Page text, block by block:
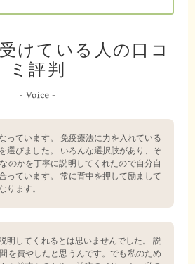
けている人の口コ
ミ評判
っています。 免疫療法に力を入れている
選びました。 いろんな選択肢があり、そ
のかを丁寧に説明してくれたので自分自
っています。 常に背中を押して励まして
ります。
明してくれるとは思いませんでした。 説
を費やしたと思うんです。でも私のため